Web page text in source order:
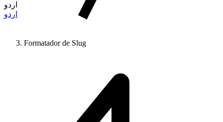
اردو
اردو
Formatador de Slug